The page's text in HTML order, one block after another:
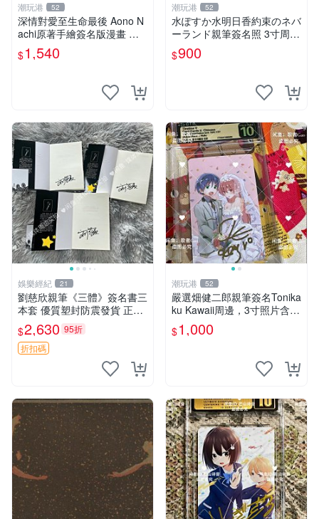
潮玩港 52
深情對愛至生命最後 Aono N
achi原著手繪簽名版漫畫 親
筆簽名限定收藏 命終不渝之
戀情 漫畫珍藏品
$1,540
潮玩港 52
水ぽすか水明日香約束のネバ
ーランド親筆簽名照 3寸周邊
照片 面簽正品 簽名照周邊
$900
娛樂經紀 21
劉慈欣親筆《三體》簽名書三
本套 優質塑封防震發貨 正版
收藏推薦 三體 經典 科幻小說
$2,630 95折
折扣碼
潮玩港 52
嚴選畑健二郎親筆簽名Tonika
ku Kawaii周邊，3寸照片含原
裝卡匣。收藏家直供，保真可
靠。 Tonikaku Kawaii 畑健二
$1,000